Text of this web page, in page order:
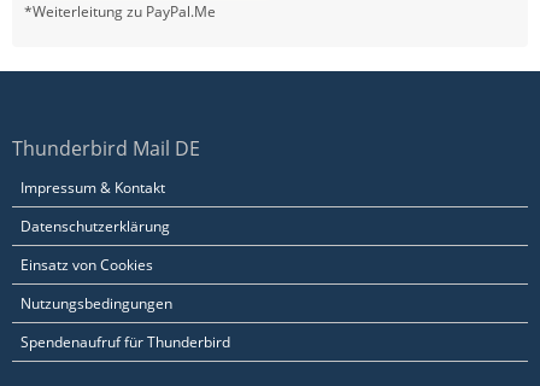
*Weiterleitung zu PayPal.Me
Thunderbird Mail DE
Impressum & Kontakt
Datenschutzerklärung
Einsatz von Cookies
Nutzungsbedingungen
Spendenaufruf für Thunderbird